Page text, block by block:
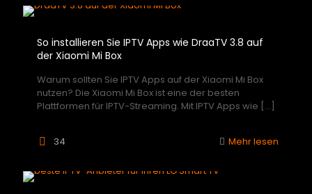
So installieren Sie IPTV Apps wie DraaTV 3.8 auf
der Xiaomi Mi Box
Warum sollten Sie IPTV Apps auf der Xiaomi Mi Box
nutzen? Die Xiaomi Mi Box ist eine der besten
Plattformen für IPTV-Streaming. Mit IPTV Apps wie […]
34 Mehr lesen